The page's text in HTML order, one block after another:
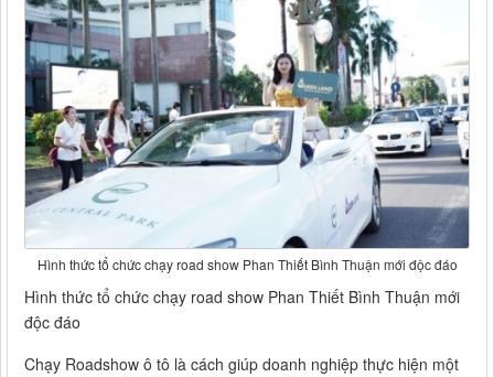
Hình thức tổ chức chạy road show Phan Thiết Bình Thuận mới độc đáo
Hình thức tổ chức chạy road show Phan Thiết Bình Thuận mới
độc đáo
Chạy Roadshow ô tô là cách giúp doanh nghiệp thực hiện một